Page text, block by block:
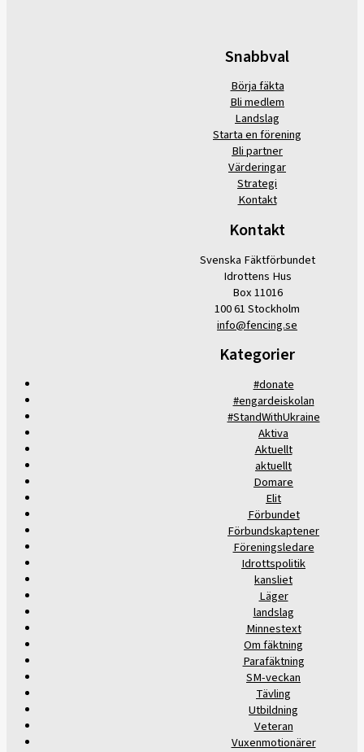
Snabbval
Börja fäkta
Bli medlem
Landslag
Starta en förening
Bli partner
Värderingar
Strategi
Kontakt
Kontakt
Svenska Fäktförbundet
Idrottens Hus
Box 11016
100 61 Stockholm
info@fencing.se
Kategorier
#donate
#engardeiskolan
#StandWithUkraine
Aktiva
Aktuellt
aktuellt
Domare
Elit
Förbundet
Förbundskaptener
Föreningsledare
Idrottspolitik
kansliet
Läger
landslag
Minnestext
Om fäktning
Parafäktning
SM-veckan
Tävling
Utbildning
Veteran
Vuxenmotionärer